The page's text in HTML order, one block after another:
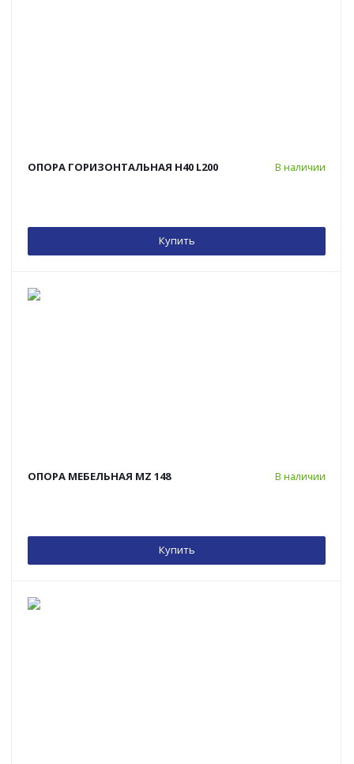
ОПОРА ГОРИЗОНТАЛЬНАЯ H40 L200 В наличии
Купить
ОПОРА МЕБЕЛЬНАЯ MZ 148 В наличии
Купить